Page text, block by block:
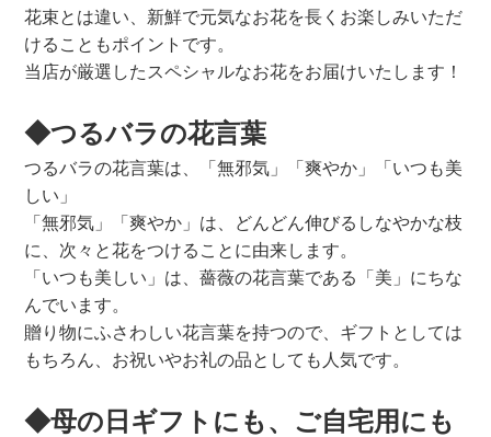
花束とは違い、新鮮で元気なお花を長くお楽しみいただ
けることもポイントです。
当店が厳選したスペシャルなお花をお届けいたします！
◆つるバラの花言葉
つるバラの花言葉は、「無邪気」「爽やか」「いつも美
しい」
「無邪気」「爽やか」は、どんどん伸びるしなやかな枝
に、次々と花をつけることに由来します。
「いつも美しい」は、薔薇の花言葉である「美」にちな
んでいます。
贈り物にふさわしい花言葉を持つので、ギフトとしては
もちろん、お祝いやお礼の品としても人気です。
◆母の日ギフトにも、ご自宅用にも